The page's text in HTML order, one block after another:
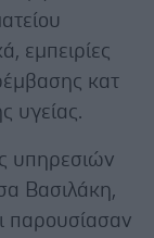
εμπειρίες
κατ
υγείας.
υπηρεσιών
Βασιλάκη,
παρουσίασαν